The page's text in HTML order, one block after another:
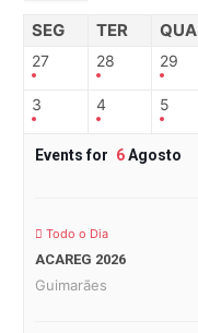
SEG TER QUA
27 28 29
3 4 5
Events for 6Agosto
Todo o Dia
ACAREG 2026
Guimarães